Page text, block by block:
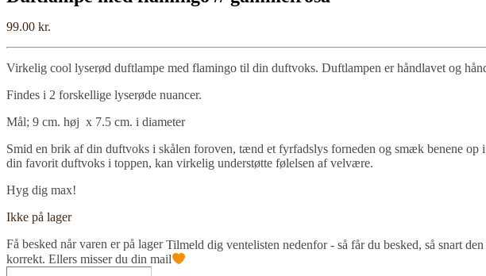
99.00 kr.
Virkelig cool lyserød duftlampe med flamingo til din duftvoks. Duftlampen er håndlavet og
Findes i 2 forskellige lyserøde nuancer.
Mål; 9 cm. høj x 7.5 cm. i diameter
Smid en brik af din duftvoks i skålen foroven, tænd et fyrfadslys forneden og smæk benene
din favorit duftvoks i toppen, kan virkelig understøtte følelsen af velvære.
Hyg dig max!
Ikke på lager
Få besked når varen er på lagerTilmeld dig ventelisten nedenfor - så får du besked, så snart
korrekt. Ellers misser du din mail